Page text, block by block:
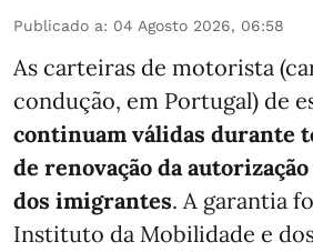
Publicado a: 04 Agosto 2026, 06:58
As carteiras de motorista
condução, em Portugal) de
continuam válidas durante
de renovação da
dos imigrantes. A garantia
Instituto da Mobilidade e